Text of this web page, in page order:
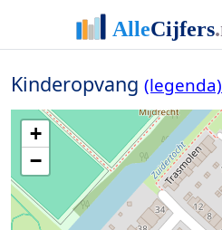
Kinderopvang (legenda)
+
−